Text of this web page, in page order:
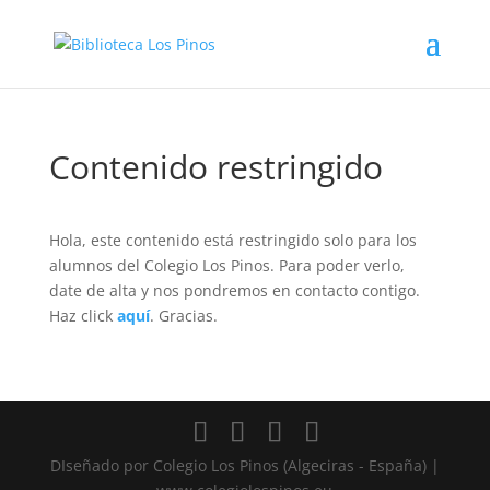
Contenido restringido
Hola, este contenido está restringido solo para los
alumnos del Colegio Los Pinos. Para poder verlo,
date de alta y nos pondremos en contacto contigo.
Haz click aquí. Gracias.
DIseñado por Colegio Los Pinos (Algeciras - España) |